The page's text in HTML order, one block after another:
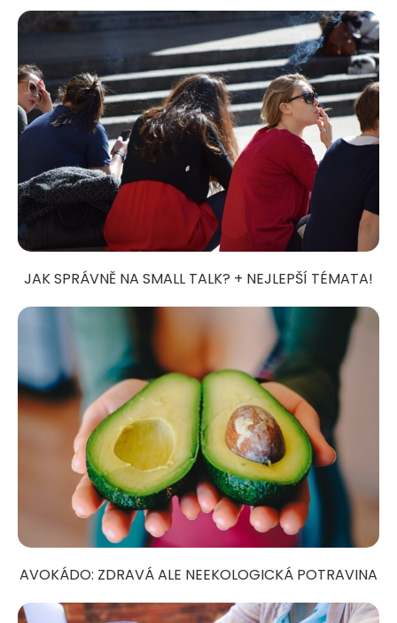
JAK SPRÁVNĚ NA SMALL TALK? + NEJLEPŠÍ TÉMATA!
AVOKÁDO: ZDRAVÁ ALE NEEKOLOGICKÁ POTRAVINA